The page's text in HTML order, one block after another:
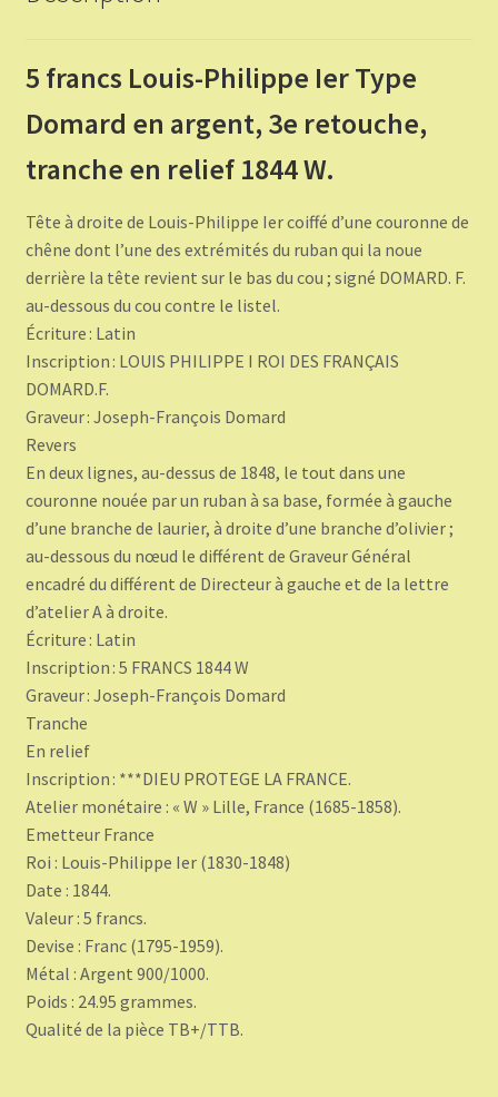
5 francs Louis-Philippe Ier Type
Domard en argent, 3e retouche,
tranche en relief 1844 W.
Tête à droite de Louis-Philippe Ier coiffé d’une couronne de
chêne dont l’une des extrémités du ruban qui la noue
derrière la tête revient sur le bas du cou ; signé DOMARD. F.
au-dessous du cou contre le listel.
Écriture : Latin
Inscription : LOUIS PHILIPPE I ROI DES FRANÇAIS
DOMARD.F.
Graveur : Joseph-François Domard
Revers
En deux lignes, au-dessus de 1848, le tout dans une
couronne nouée par un ruban à sa base, formée à gauche
d’une branche de laurier, à droite d’une branche d’olivier ;
au-dessous du nœud le différent de Graveur Général
encadré du différent de Directeur à gauche et de la lettre
d’atelier A à droite.
Écriture : Latin
Inscription : 5 FRANCS 1844 W
Graveur : Joseph-François Domard
Tranche
En relief
Inscription : ***DIEU PROTEGE LA FRANCE.
Atelier monétaire : « W » Lille, France (1685-1858).
Emetteur France
Roi : Louis-Philippe Ier (1830-1848)
Date : 1844.
Valeur : 5 francs.
Devise : Franc (1795-1959).
Métal : Argent 900/1000.
Poids : 24.95 grammes.
Qualité de la pièce TB+/TTB.